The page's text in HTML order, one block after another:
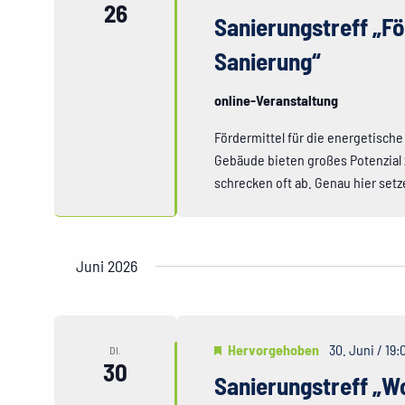
26
Sanierungstreff
Sanierung“
online-Veranstaltung
Fördermittel für die
Gebäude bieten großes
schrecken oft ab. Genau hier
Juni 2026
DI.
30 Sanierungstreff
Hervorgehoben 30. Juni /